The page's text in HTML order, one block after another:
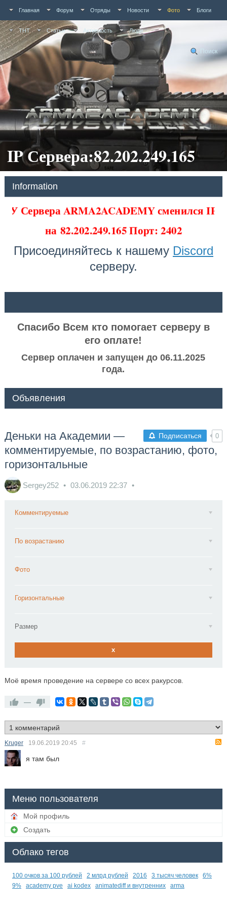
Главная Форум Отряды Новости Фото Блоги
ТНТ Статьи Активность Люди
Поиск
IP Сервера:82.202.249.165
Information
У Сервера ARMA2ACADEMY сменился IP
на82.202.249.165 Порт: 2402
Присоединяйтесь к нашему Discord
серверу.
Спасибо Всем кто помогает серверу в
его оплате!
Сервер оплачен и запущен до 06.11.2025
года.
Объявления
Подписаться 0
Деньки на Академии —
комментируемые, по возрастанию, фото,
горизонтальные
Sergey252 03.06.2019 22:37
Комментируемые
По возрастанию
Фото
Горизонтальные
Размер
x
Моё время проведение на сервере со всех ракурсов.
—
Kruger 19.06.2019 20:45 #
я там был
Меню пользователя
Мой профиль
Создать
Облако тегов
100 очков за 100 рублей 2 млрд рублей 2016 3 тысяч человек
6%
9%
academy pve ai kodex animatediff и внутренних arma